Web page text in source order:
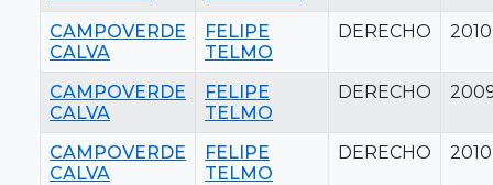
CAMPOVERDE
CALVA
FELIPE
TELMO
DERECHO 2010
CAMPOVERDE
CALVA
FELIPE
TELMO
DERECHO
CAMPOVERDE
CALVA
FELIPE
TELMO
DERECHO 2010